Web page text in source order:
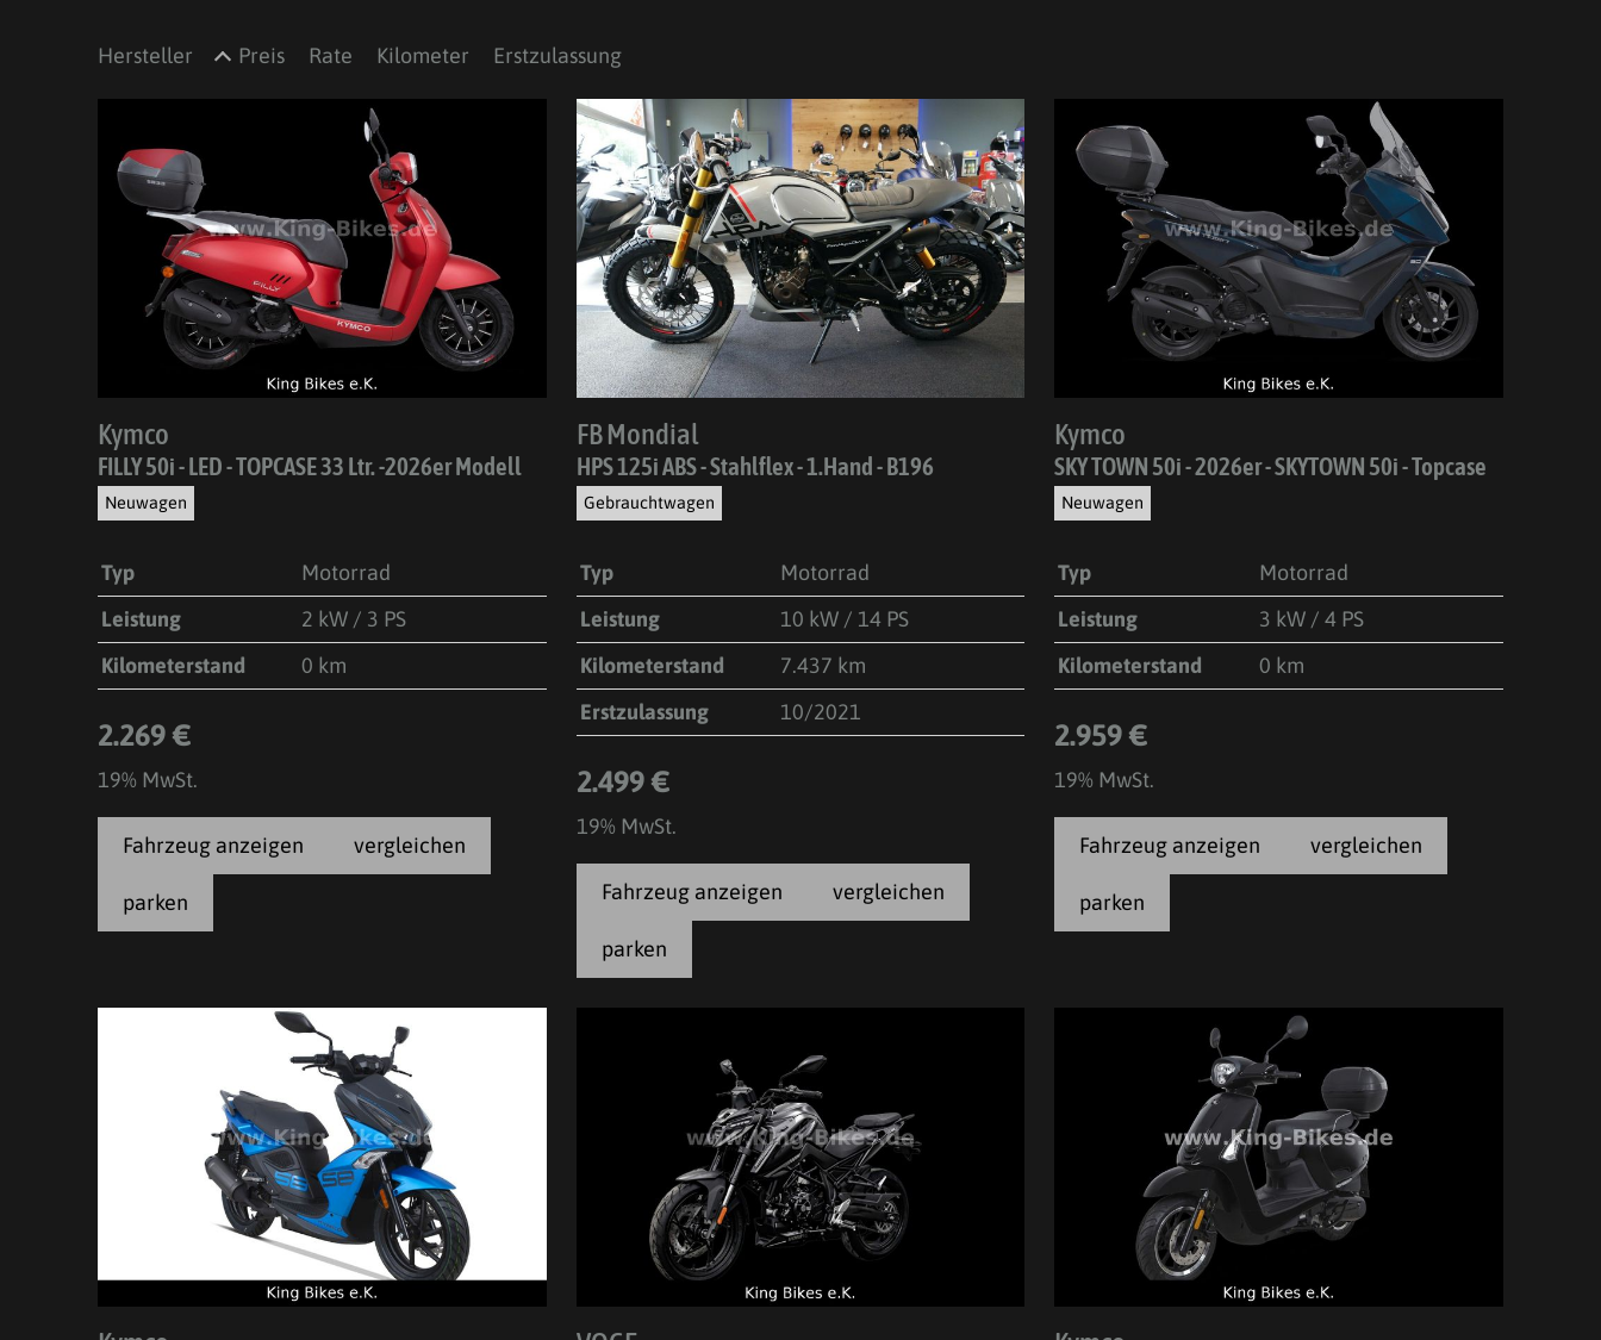
Hersteller Preis Rate Kilometer Erstzulassung
Kymco
FILLY 50i - LED - TOPCASE 33 Ltr. -2026er Modell
Neuwagen
Typ
Motorrad
Leistung
2 kW / 3 PS
Kilometerstand
0 km
2.269 €
19% MwSt.
Fahrzeug anzeigen vergleichen
parken
FB Mondial
HPS 125i ABS - Stahlflex - 1.Hand - B196
Gebrauchtwagen
Typ
Motorrad
Leistung
10 kW / 14 PS
Kilometerstand
7.437 km
Erstzulassung
10/2021
2.499 €
19% MwSt.
Fahrzeug anzeigen vergleichen
parken
Kymco
SKY TOWN 50i - 2026er - SKYTOWN 50i - Topcase
Neuwagen
Typ
Motorrad
Leistung
3 kW / 4 PS
Kilometerstand
0 km
2.959 €
19% MwSt.
Fahrzeug anzeigen vergleichen
parken